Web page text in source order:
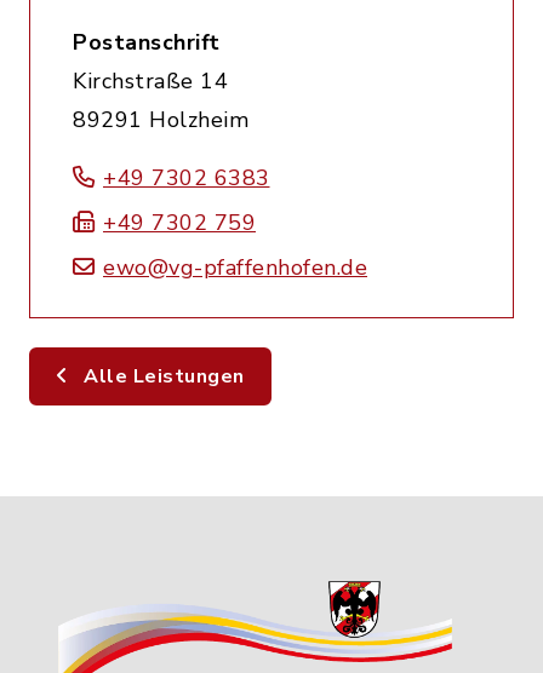
Postanschrift
Kirchstraße 14
89291 Holzheim
+49 7302 6383
+49 7302 759
ewo@vg-pfaffenhofen.de
Alle Leistungen